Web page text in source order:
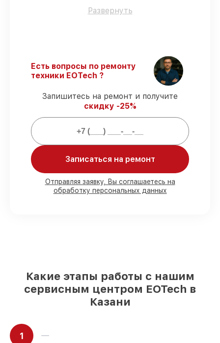
профессионализма.
ремонтные услуги и комплектующие
защищены сервисной гарантией.
Мы гарантируем:
ремонтов закрываем в вашем
90%
складе в Казани, остальные
Подлинные запчасти EOTech и
надёжные аналоги– с учётом любых
Развернуть
Есть вопросы по ремонту
техники EOTech ?
Запишитесь на ремонт и получите
скидку -25%
Записаться на ремонт
Отправляя заявку, Вы соглашаетесь на
обработку персональных данных
Какие этапы работы с нашим
сервисным центром EOTech в
Казани
1